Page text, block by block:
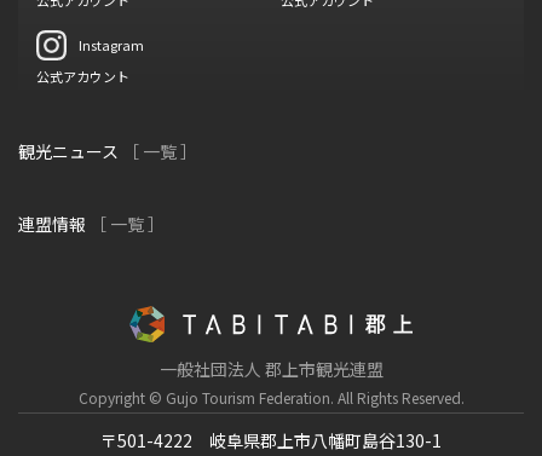
Instagram
公式アカウント
観光ニュース ［ 一覧 ］
連盟情報 ［ 一覧 ］
一般社団法人 郡上市観光連盟
Copyright © Gujo Tourism Federation. All Rights Reserved.
〒501-4222 岐阜県郡上市八幡町島谷130-1